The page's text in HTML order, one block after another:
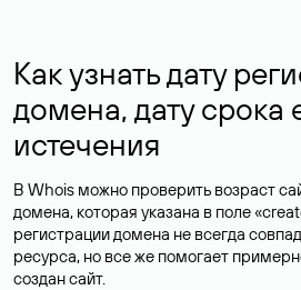
Как узнать дату
домена, дату срока
истечения
В Whois можно проверить возраст
домена, которая указана в поле
регистрации домена не всегда
ресурса, но все же помогает
создан сайт.